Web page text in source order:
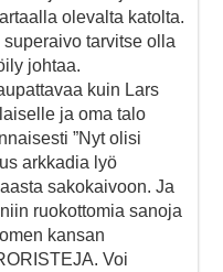
olevalta katolta.
tarvitse olla
johtaa.
kuin Lars
ja oma talo
”Nyt olisi
arkkadia lyö
sakokaivoon. Ja
ruokottomia sanoja
kansan
Voi